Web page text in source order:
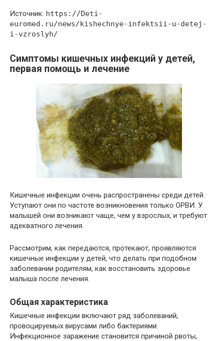
Источник: https://Deti-
euromed.ru/news/kishechnye-infektsii-u-detej-
i-vzroslyh/
Симптомы кишечных инфекций у детей,
первая помощь и лечение
Кишечные инфекции очень распространены среди детей.
Уступают они по частоте возникновения только ОРВИ. У
малышей они возникают чаще, чем у взрослых, и требуют
адекватного лечения.
Рассмотрим, как передаются, протекают, проявляются
кишечные инфекции у детей, что делать при подобном
заболевании родителям, как восстановить здоровье
малыша после лечения.
Общая характеристика
Кишечные инфекции включают ряд заболеваний,
провоцируемых вирусами либо бактериями.
Инфекционное заражение становится причиной рвоты,